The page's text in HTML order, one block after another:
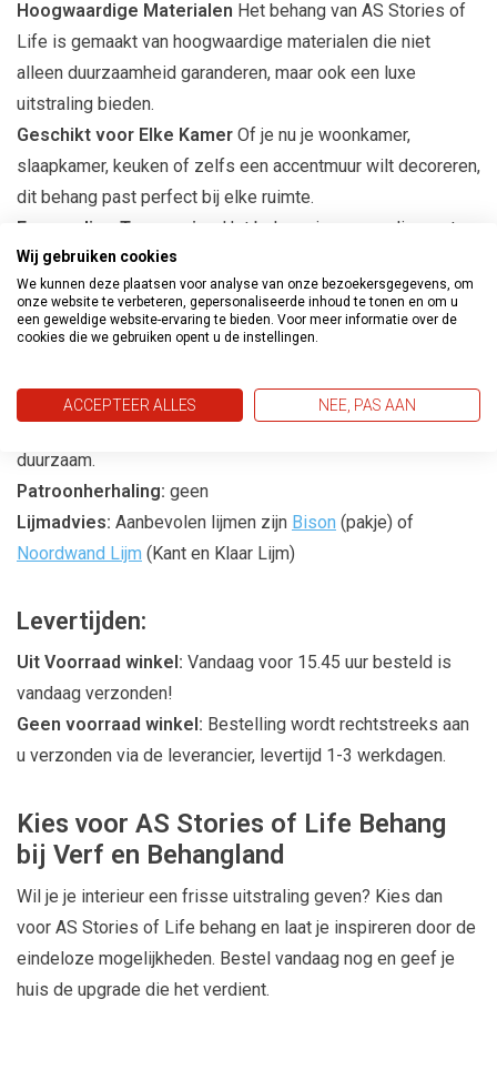
Hoogwaardige Materialen Het behang van AS Stories of
Life is gemaakt van hoogwaardige materialen die niet
alleen duurzaamheid garanderen, maar ook een luxe
uitstraling bieden.
Geschikt voor Elke Kamer Of je nu je woonkamer,
slaapkamer, keuken of zelfs een accentmuur wilt decoreren,
dit behang past perfect bij elke ruimte.
Eenvoudige Toepassing
Het behang is eenvoudig aan te
brengen, waardoor het een ideale keuze is voor zowel
ervaren als beginnende interieurontwerpers.
Afmetingen:10m lang en 53cm breed
duurzaam.
Patroonherhaling: geen
Lijmadvies: Aanbevolen lijmen zijn Bison (pakje) of
Noordwand Lijm (Kant en Klaar Lijm)
Levertijden:
Uit Voorraad winkel: Vandaag voor 15.45 uur besteld is
vandaag verzonden!
Geen voorraad winkel: Bestelling wordt rechtstreeks aan
u verzonden via de leverancier, levertijd 1-3 werkdagen.
Kies voor AS Stories of Life Behang
bij Verf en Behangland
Wil je je interieur een frisse uitstraling geven? Kies dan
voor AS Stories of Life behang en laat je inspireren door de
eindeloze mogelijkheden. Bestel vandaag nog en geef je
huis de upgrade die het verdient.
Wij gebruiken cookies
We kunnen deze plaatsen voor analyse van onze bezoekersgegevens, om
onze website te verbeteren, gepersonaliseerde inhoud te tonen en om u
een geweldige website-ervaring te bieden. Voor meer informatie over de
cookies die we gebruiken opent u de instellingen.
ACCEPTEER ALLES NEE, PAS AAN